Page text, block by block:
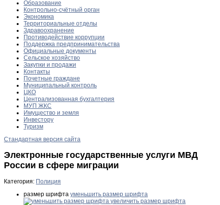
Образование
Контрольно-счётный орган
Экономика
Территориальные отделы
Здравоохранение
Противодействие коррупции
Поддержка предпринимательства
Официальные документы
Сельское хозяйство
Закупки и продажи
Контакты
Почетные граждане
Муниципальный контроль
ЦКО
Централизованная бухгалтерия
МУП ЖКС
Имущество и земля
Инвестору
Туризм
Стандартная версия сайта
Электронные государственные услуги МВД
России в сфере миграции
Категория: Полиция
размер шрифта уменьшить размер шрифта
увеличить размер шрифта